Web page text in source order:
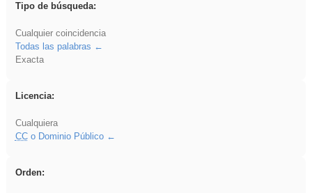
Tipo de búsqueda:
Cualquier coincidencia
Todas las palabras
Exacta
Licencia:
Cualquiera
CCo Dominio Público
Orden: